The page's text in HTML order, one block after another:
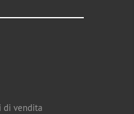
di vendita